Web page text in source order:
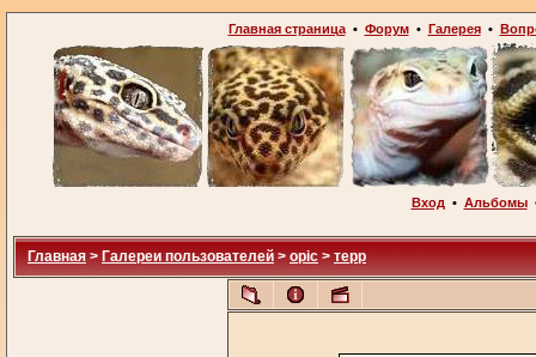
Главная страница• Форум• Галерея•
Вход • Альбомы
Главная > Галереи пользователей > opic > терр